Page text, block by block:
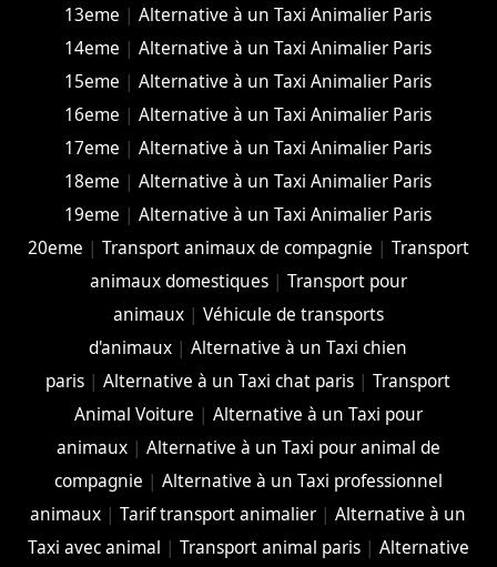
13eme |Alternative à un Taxi Animalier Paris
14eme |Alternative à un Taxi Animalier Paris
15eme |Alternative à un Taxi Animalier Paris
16eme |Alternative à un Taxi Animalier Paris
17eme |Alternative à un Taxi Animalier Paris
18eme |Alternative à un Taxi Animalier Paris
19eme |Alternative à un Taxi Animalier Paris
20eme | Transport animaux de compagnie | Transport
animaux domestiques| Transport pour
animaux| Véhicule de transports
d'animaux |Alternative à un Taxi chien
paris |Alternative à un Taxi chat paris |Transport
Animal Voiture | Alternative à un Taxi pour
animaux| Alternative à un Taxi pour animal de
compagnie | Alternative à un Taxi professionnel
animaux |Tarif transport animalier |Alternative à un
Taxi avec animal | Transport animal paris| Alternative